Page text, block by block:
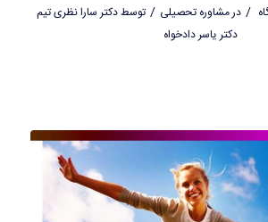
/ درمشاوره تحصیلی / توسطدکتر سارا نظری تیم
دکتر یاسر دادخواه